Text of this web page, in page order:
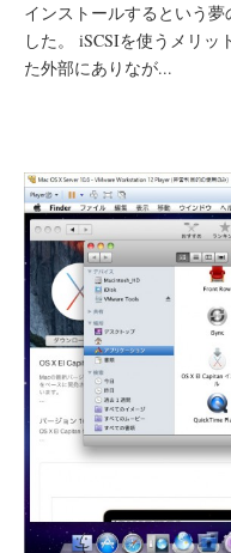
インストールするという
した。 iSCSIを使うメリッ
た外部にありなが...